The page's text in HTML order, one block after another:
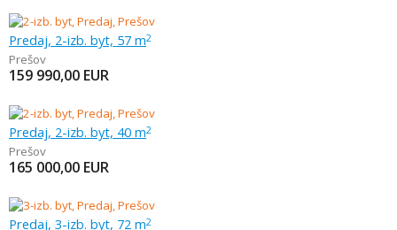
Predaj, 2-izb. byt, 57 m2
Prešov
159 990,00 EUR
Predaj, 2-izb. byt, 40 m2
Prešov
165 000,00 EUR
Predaj, 3-izb. byt, 72 m2